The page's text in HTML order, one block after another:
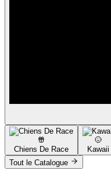
Chiens De Race Kawaii
Tout le Catalogue